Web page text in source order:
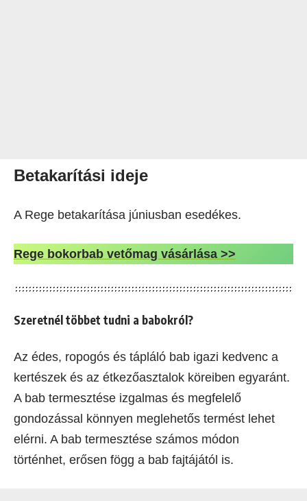
Betakarítási ideje
A Rege betakarítása júniusban esedékes.
Rege bokorbab vetőmag vásárlása >>
Szeretnél többet tudni a babokról?
Az édes, ropogós és tápláló bab igazi kedvenc a
kertészek és az étkezőasztalok köreiben egyaránt.
A bab termesztése izgalmas és megfelelő
gondozással könnyen meglehetős termést lehet
elérni. A bab termesztése számos módon
történhet, erősen fögg a bab fajtájától is.